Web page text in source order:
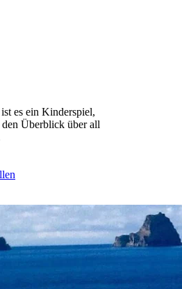
es ein Kinderspiel,
Überblick über all